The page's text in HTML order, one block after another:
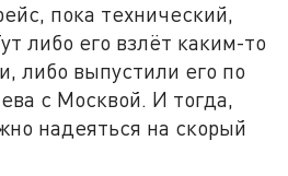
пока технический,
либо его взлёт каким-то
либо выпустили его по
с Москвой. И тогда,
надеяться на скорый